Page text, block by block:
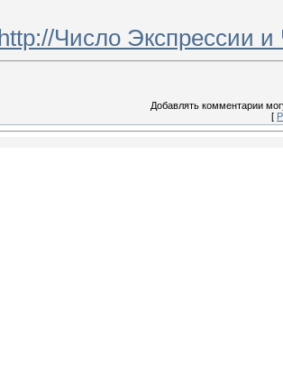
http://Число Экспрессии
Добавлять комментарии
[